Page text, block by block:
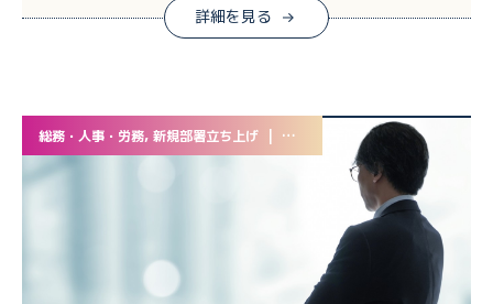
詳細を見る
総務・人事・労務, 新規部署立ち上げ | 業務委託